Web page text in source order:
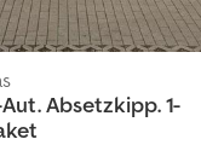
Absetzkipp. 1-